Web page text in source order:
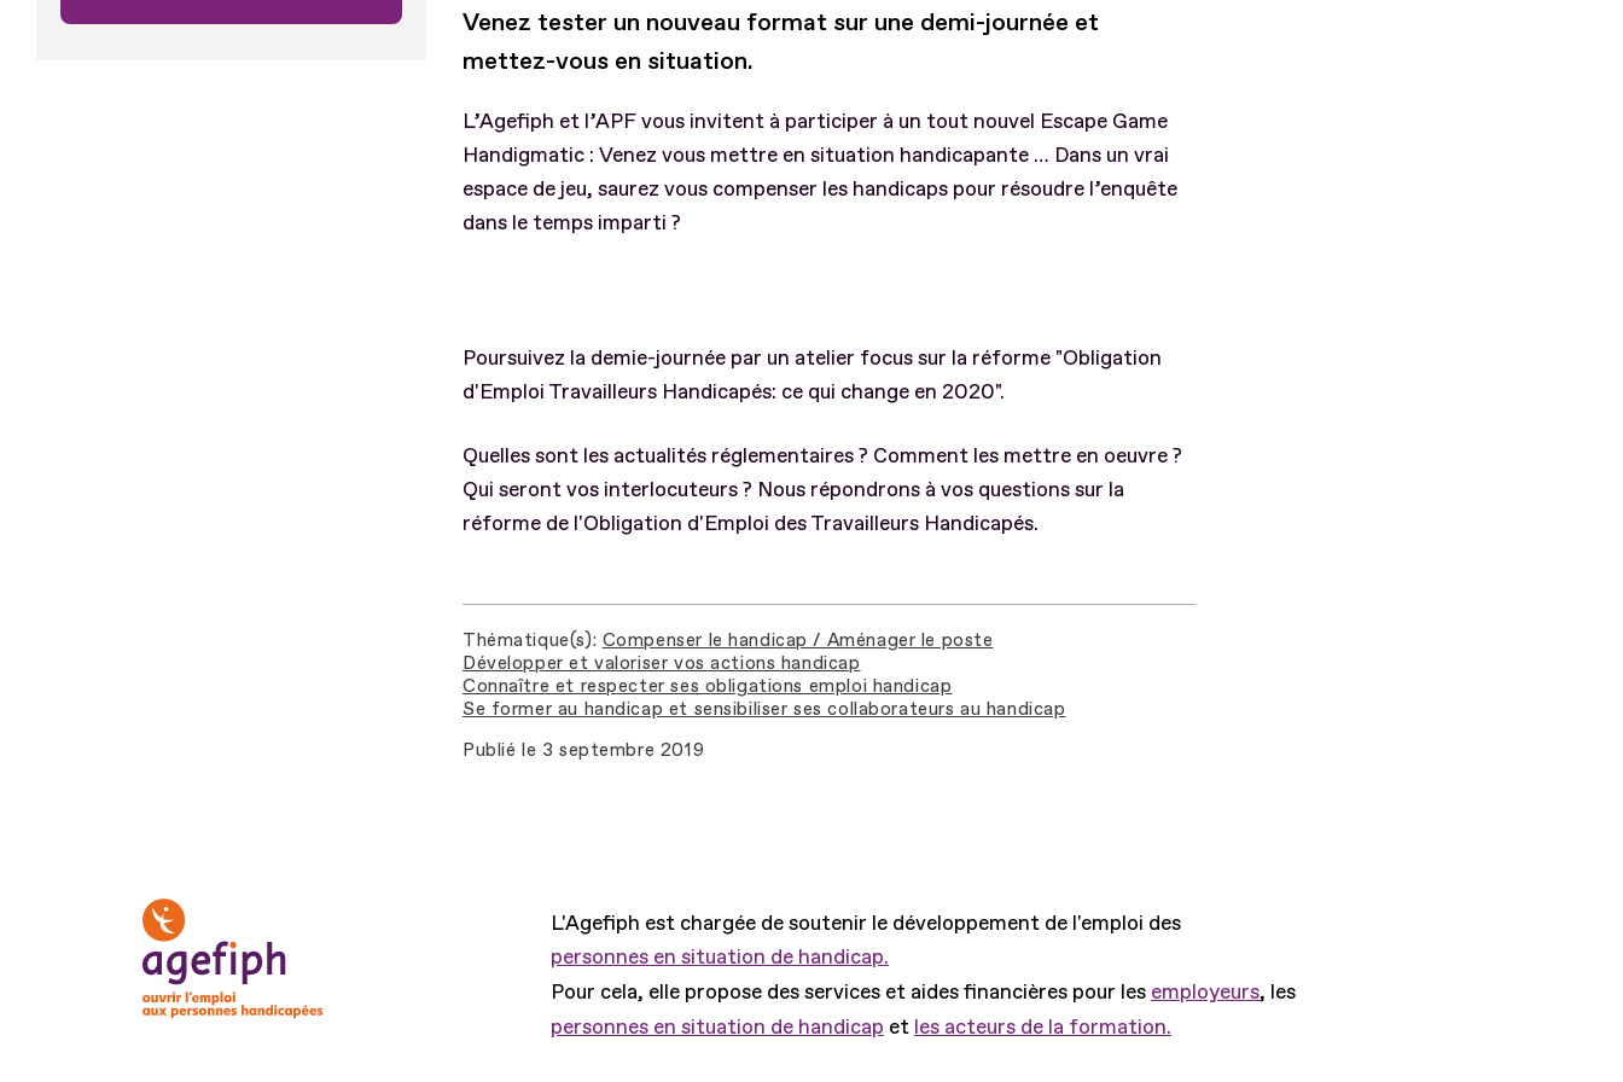
Venez tester un nouveau format sur une demi-journée et
mettez-vous en situation.
L’Agefiph et l’APF vous invitent à participer à un tout nouvel Escape Game
Handigmatic : Venez vous mettre en situation handicapante … Dans un vrai
espace de jeu, saurez vous compenser les handicaps pour résoudre l’enquête
dans le temps imparti ?
Poursuivez la demie-journée par un atelier focus sur la réforme "Obligation
d'Emploi Travailleurs Handicapés: ce qui change en 2020".
Quelles sont les actualités réglementaires ? Comment les mettre en oeuvre ?
Qui seront vos interlocuteurs ? Nous répondrons à vos questions sur la
réforme de l'Obligation d'Emploi des Travailleurs Handicapés.
Thématique(s) Compenser le handicap / Aménager le poste
Développer et valoriser vos actions handicap
Connaître et respecter ses obligations emploi handicap
Se former au handicap et sensibiliser ses collaborateurs au handicap
Publié le 3 septembre 2019
L'Agefiph est chargée de soutenir le développement de l'emploi des
personnes en situation de handicap.
Pour cela, elle propose des services et aides financières pour les employeurs, les
personnes en situation de handicap et les acteurs de la formation.